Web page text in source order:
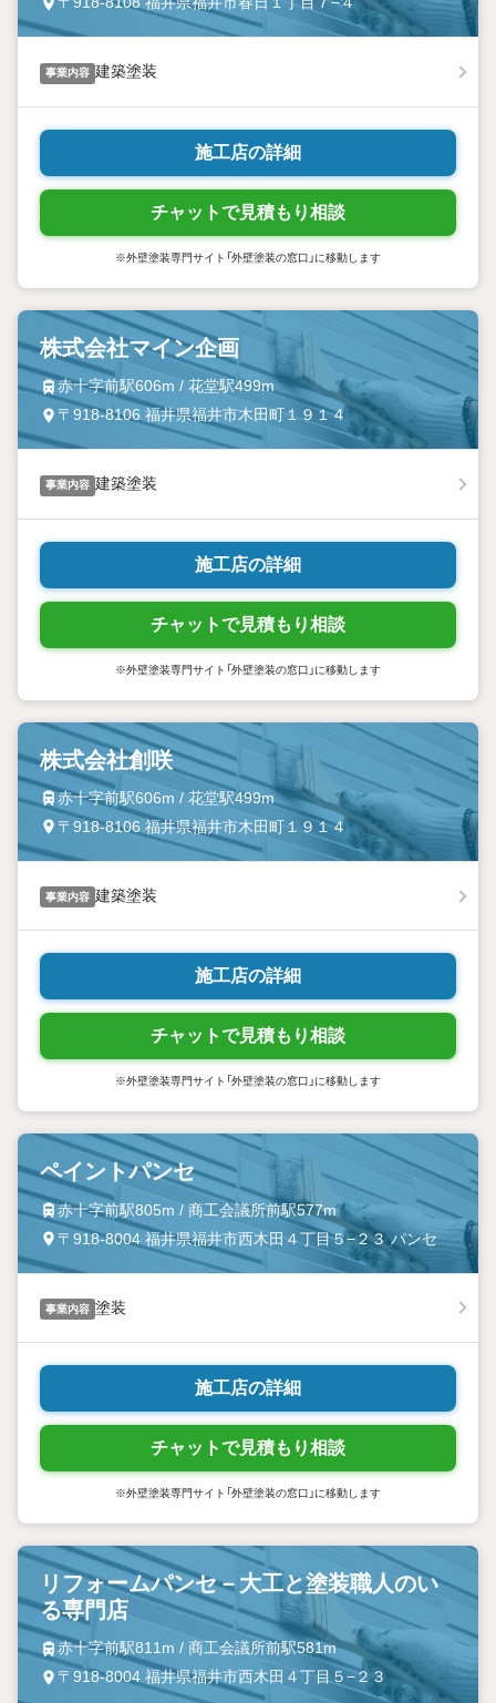
事業内容 建築塗装
施工店の詳細
チャットで見積もり相談
※外壁塗装専門サイト「外壁塗装の窓口」に移動します
株式会社マイン企画
赤十字前駅606m / 花堂駅499m
〒918-8106 福井県福井市木田町１９１４
事業内容 建築塗装
施工店の詳細
チャットで見積もり相談
※外壁塗装専門サイト「外壁塗装の窓口」に移動します
株式会社創咲
赤十字前駅606m / 花堂駅499m
〒918-8106 福井県福井市木田町１９１４
事業内容 建築塗装
施工店の詳細
チャットで見積もり相談
※外壁塗装専門サイト「外壁塗装の窓口」に移動します
ペイントパンセ
赤十字前駅805m / 商工会議所前駅577m
〒918-8004 福井県福井市西木田４丁目５−２３ パンセ
事業内容 塗装
施工店の詳細
チャットで見積もり相談
※外壁塗装専門サイト「外壁塗装の窓口」に移動します
リフォームパンセ－大工と塗装職人のい
る専門店
赤十字前駅811m / 商工会議所前駅581m
〒918-8004 福井県福井市西木田４丁目５−２３